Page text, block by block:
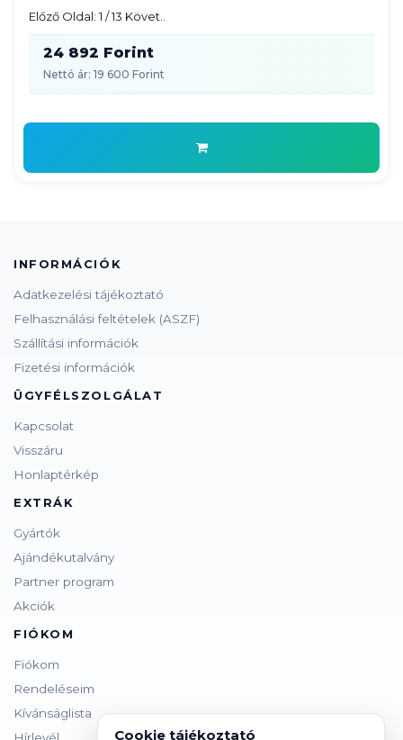
Előző Oldal: 1 / 13 Követ..
24 892 Forint
Nettó ár: 19 600 Forint
INFORMÁCIÓK
Adatkezelési tájékoztató
Felhasználási feltételek (ASZF)
Szállítási információk
Fizetési információk
ÜGYFÉLSZOLGÁLAT
Kapcsolat
Visszáru
Honlaptérkép
EXTRÁK
Gyártók
Ajándékutalvány
Partner program
Akciók
FIÓKOM
Fiókom
Rendeléseim
Kívánságlista
Cookie tájékoztató